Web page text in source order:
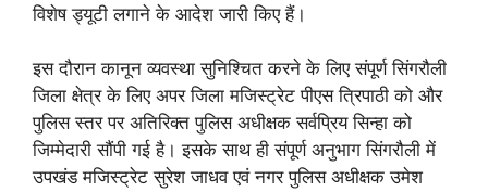
विशेष ड्यूटी लगाने के आदेश जारी किए हैं।
इस दौरान कानून व्यवस्था सुनिश्चित करने के लिए संपूर्ण सिंगरौली
जिला क्षेत्र के लिए अपर जिला मजिस्ट्रेट पीएस त्रिपाठी को और
पुलिस स्तर पर अतिरिक्त पुलिस अधीक्षक सर्वप्रिय सिन्हा को
जिम्मेदारी सौंपी गई है। इसके साथ ही संपूर्ण अनुभाग सिंगरौली में
उपखंड मजिस्ट्रेट सुरेश जाधव एवं नगर पुलिस अधीक्षक उमेश